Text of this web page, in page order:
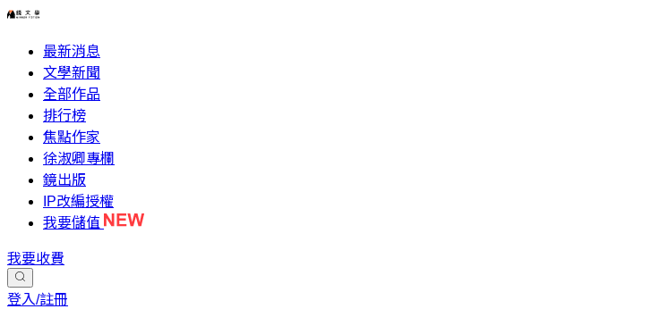
最新消息
文學新聞
全部作品
排行榜
焦點作家
徐淑卿專欄
鏡出版
IP改編授權
我要儲值
我要收費
登入/註冊